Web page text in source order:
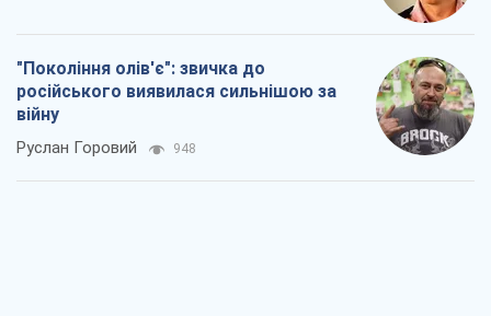
"Покоління олів'є": звичка до
російського виявилася сильнішою за
війну
Руслан Горовий 948